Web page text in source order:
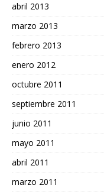
abril 2013
marzo 2013
febrero 2013
enero 2012
octubre 2011
septiembre 2011
junio 2011
mayo 2011
abril 2011
marzo 2011